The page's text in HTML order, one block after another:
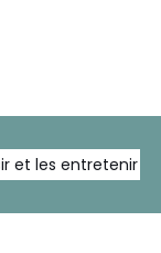
et les entretenir ?